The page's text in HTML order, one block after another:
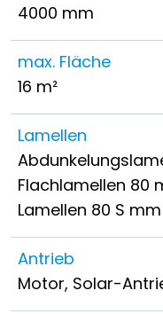
4000 mm
max. Fläche
16 m²
Lamellen
Flachlamellen 80
Lamellen 80 S mm
Antrieb
Motor, Solar-